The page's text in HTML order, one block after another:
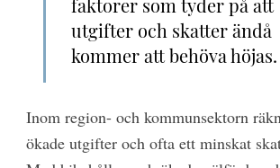
faktorer som tyder på att
utgifter och skatter ändå
kommer att behöva höjas.
Inom region- och kommunsektorn
ökade utgifter och ofta ett minskat